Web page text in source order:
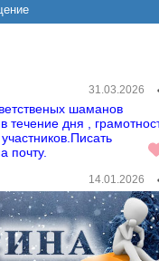
31.03.2026
шаманов
течение дня ,
почту.
14.01.2026